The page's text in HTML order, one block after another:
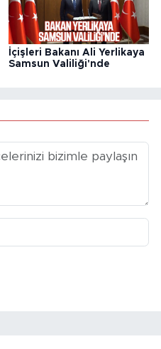
İçişleri Bakanı Ali Yerlikaya
Samsun Valiliği'nde